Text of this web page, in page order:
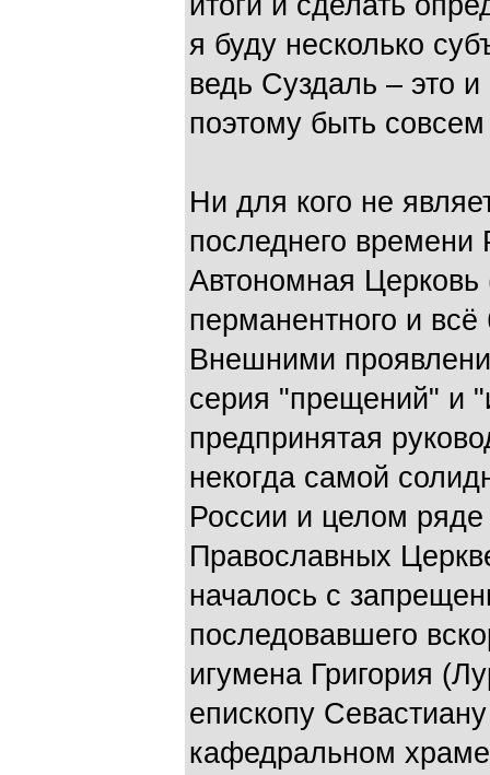
я буду несколько
ведь Суздаль – это
поэтому быть
Ни для кого не
последнего времени
Автономная
перманентного и
Внешними
серия "прещений" и
предпринятая
некогда самой
России и целом ряде
Православных
началось с
последовавшего
игумена Григория
епископу
кафедральном